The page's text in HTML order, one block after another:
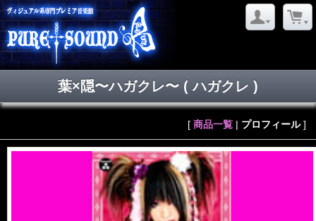
葉×隠〜ハガクレ〜 ( ハガクレ )
[ 商品一覧 | プロフィール]